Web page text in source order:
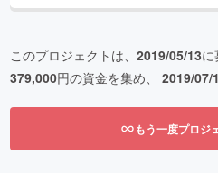
このプロジェクトは、 2019/05/13に
379,000円の資金を集め、 2019/07/
もう一度プロジ